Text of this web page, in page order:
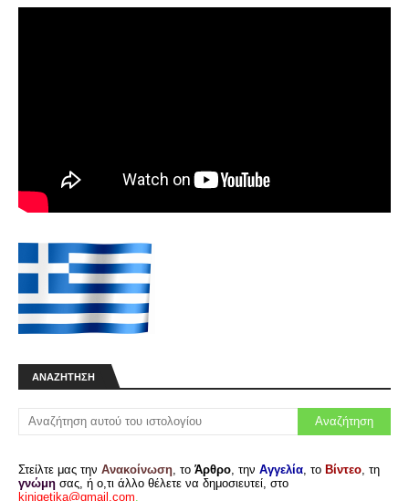
ΑΝΑΖΉΤΗΣΗ
Στείλτε μας την Ανακοίνωση , το Άρθρο , την Αγγελία , το Βίντεο , τη
γνώμη σας, ή ο,τι άλλο θέλετε να δημοσιευτεί, στο
kinigetika@gmail.com